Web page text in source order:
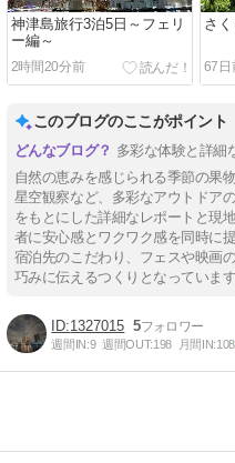
神津島旅行3泊5日～フェリ
ー編～
2時間20分前
さ
67日
このブログのここがポイント
多彩な体験と詳細
自然の恵みを感じられる季節の果
星空観察など、多彩なアウトドア
をもとにした詳細なレポートと現
者に安心感とワクワク感を同時に
宿泊先のこだわり、フェスや映画
巧みに伝えるつくりとなっています
1327015 5
週間IN:9 週間OUT:198 月間IN:108